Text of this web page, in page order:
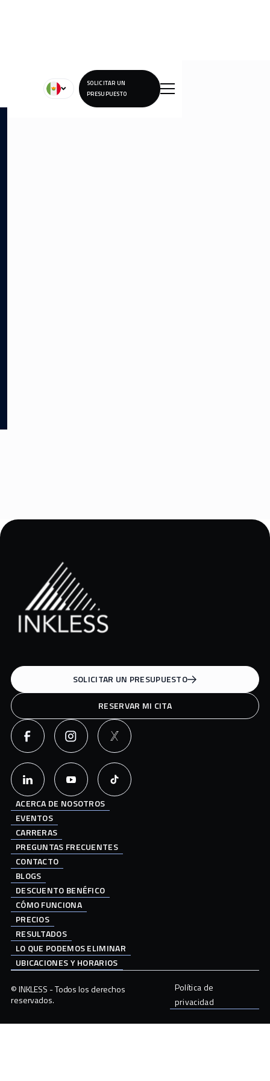
SOLICITAR UN
PRESUPUESTO
CÓMO FUNCIONA
PRECIOS
RESULTADOS
LO QUE PODEMOS ELIMINAR
UBICACIONES Y HORARIOS
ACERCA DE NOSOTROS
EVENTOS
CARRERAS
PREGUNTAS FRECUENTES
CONTACTO
BLOGS
DESCUENTO BENÉFICO
SOLICITAR UN PRESUPUESTO
RESERVAR MI CITA
© INKLESS - Todos los derechos
reservados.
Política de
privacidad